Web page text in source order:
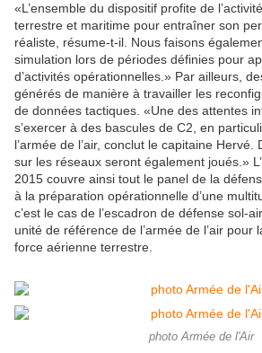
«L’ensemble du dispositif profite de
terrestre et maritime pour entraîner son
réaliste, résume-t-il. Nous faisons
simulation lors de périodes définies pour
d’activités opérationnelles.» Par ailleurs,
générés de manière à travailler les
de données tactiques. «Une des attentes
s’exercer à des bascules de C2, en
l’armée de l’air, conclut le capitaine
sur les réseaux seront également joués.»
2015 couvre ainsi tout le panel de la
à la préparation opérationnelle d’une
c’est le cas de l’escadron de défense sol-
unité de référence de l’armée de l’air pour
force aérienne terrestre.
photo Armée de l'Air